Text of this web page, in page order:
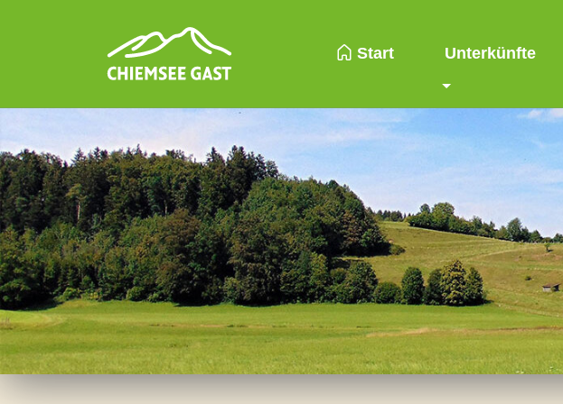
Start Unterkünfte